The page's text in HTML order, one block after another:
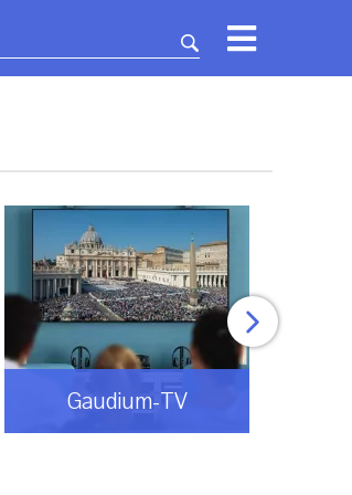
Gaudium-TV